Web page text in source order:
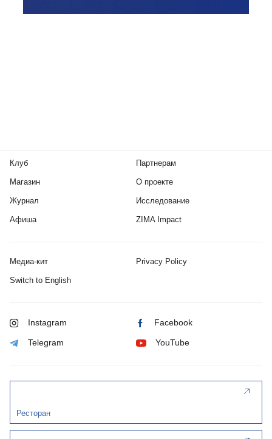
Клуб
Магазин
Журнал
Афиша
Партнерам
О проекте
Исследование
ZIMA Impact
Медиа-кит Privacy Policy
Switch to English
Instagram Facebook
Telegram YouTube
Ресторан